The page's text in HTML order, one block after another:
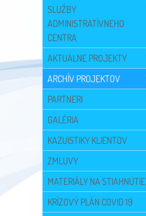
SLUŽBY
ADMINISTRATÍVNEHO
CENTRA
AKTUÁLNE PROJEKTY
ARCHÍV PROJEKTOV
PARTNERI
GALÉRIA
KAZUISTIKY KLIENTOV
ZMLUVY
MATERIÁLY NA STIAHNUTIE
KRÍZOVÝ PLÁN COVID 19